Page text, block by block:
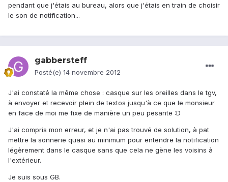
pendant que j'étais au bureau, alors que j'étais en train de choisir
le son de notification...
gabbersteff
Posté(e) 14 novembre 2012
J'ai constaté la même chose : casque sur les oreilles dans le tgv,
à envoyer et recevoir plein de textos jusqu'à ce que le monsieur
en face de moi me fixe de manière un peu pesante :D
J'ai compris mon erreur, et je n'ai pas trouvé de solution, à pat
mettre la sonnerie quasi au minimum pour entendre la notification
légèrement dans le casque sans que cela ne gène les voisins à
l'extérieur.
Je suis sous GB.